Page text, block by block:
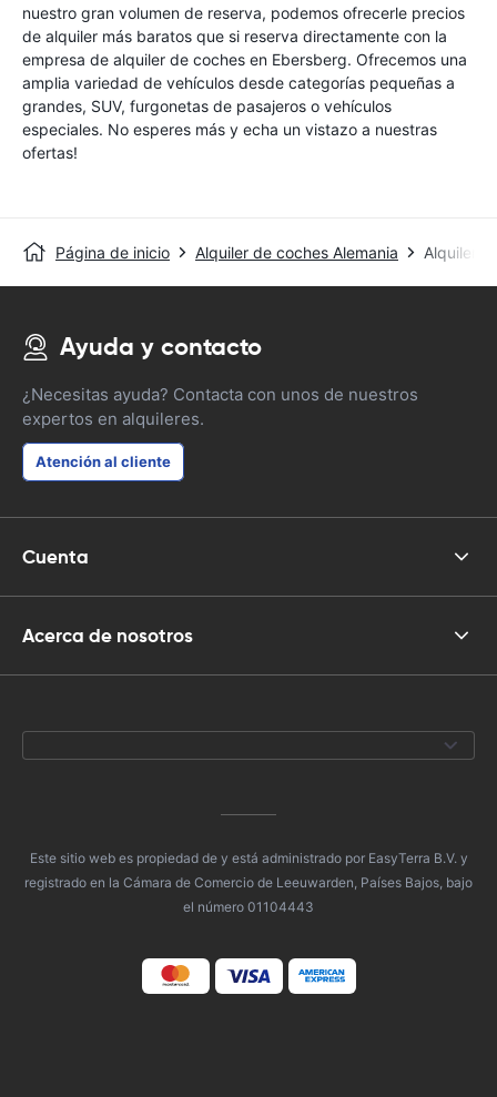
nuestro gran volumen de reserva, podemos ofrecerle precios
de alquiler más baratos que si reserva directamente con la
empresa de alquiler de coches en Ebersberg. Ofrecemos una
amplia variedad de vehículos desde categorías pequeñas a
grandes, SUV, furgonetas de pasajeros o vehículos
especiales. No esperes más y echa un vistazo a nuestras
ofertas!
Página de inicio Alquiler de coches Alemania Alquiler
Ayuda y contacto
¿Necesitas ayuda? Contacta con unos de nuestros
expertos en alquileres.
Atención al cliente
Cuenta
Acerca de nosotros
Este sitio web es propiedad de y está administrado por EasyTerra B.V. y
registrado en la Cámara de Comercio de Leeuwarden, Países Bajos, bajo
el número 01104443